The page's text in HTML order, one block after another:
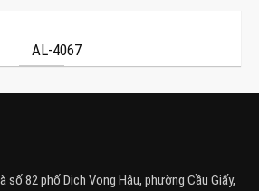
AL-4067
số 82 phố Dịch Vọng Hậu, phường Cầu Giấy,